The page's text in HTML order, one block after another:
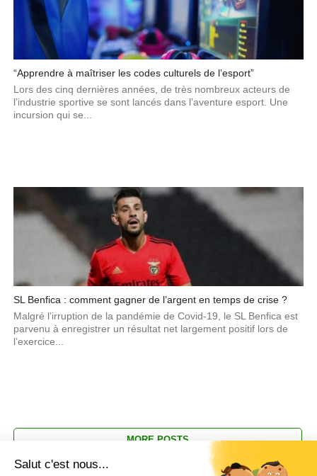
“Apprendre à maîtriser les codes culturels de l’esport”
Lors des cinq dernières années, de très nombreux acteurs de
l’industrie sportive se sont lancés dans l’aventure esport. Une
incursion qui se...
SL Benfica : comment gagner de l’argent en temps de crise ?
Malgré l’irruption de la pandémie de Covid-19, le SL Benfica est
parvenu à enregistrer un résultat net largement positif lors de
l’exercice...
MORE POSTS